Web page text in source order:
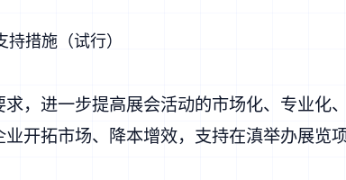
措施（试行）
，进一步提高展会活动的市场化、专业化
开拓市场、降本增效，支持在滇举办展览